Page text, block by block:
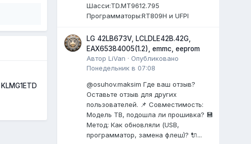
Шасси:TD.MT9612.795
Программаторы:RT809H и UFPI
LG 42LB673V, LCLDLE42B.42G,
EAX65384005(1.2), emmc, eeprom
АвторLiVan · Опубликовано
Понедельник в 07:08
@osuhov.maksim Где ваш отзыв?
Оставьте отзыв для других
пользователей. 📌 Совместимость:
Модель ТВ, подошла ли прошивка? 💾
Метод: Как обновляли (USB,
программатор, замена флеш)? 🔌...